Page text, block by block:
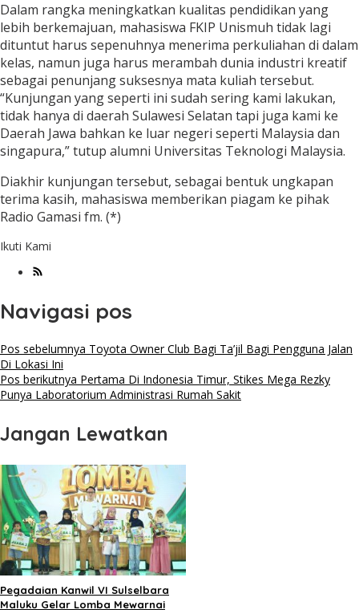
Dalam rangka meningkatkan kualitas pendidikan yang
lebih berkemajuan, mahasiswa FKIP Unismuh tidak lagi
dituntut harus sepenuhnya menerima perkuliahan di dalam
kelas, namun juga harus merambah dunia industri kreatif
sebagai penunjang suksesnya mata kuliah tersebut.
“Kunjungan yang seperti ini sudah sering kami lakukan,
tidak hanya di daerah Sulawesi Selatan tapi juga kami ke
Daerah Jawa bahkan ke luar negeri seperti Malaysia dan
singapura,” tutup alumni Universitas Teknologi Malaysia.
Diakhir kunjungan tersebut, sebagai bentuk ungkapan
terima kasih, mahasiswa memberikan piagam ke pihak
Radio Gamasi fm. (*)
Ikuti Kami
Navigasi pos
Pos sebelumnya Toyota Owner Club Bagi Ta’jil Bagi Pengguna Jalan
Di Lokasi Ini
Pos berikutnya Pertama Di Indonesia Timur, Stikes Mega Rezky
Punya Laboratorium Administrasi Rumah Sakit
Jangan Lewatkan
Pegadaian Kanwil VI Sulselbara
Maluku Gelar Lomba Mewarnai